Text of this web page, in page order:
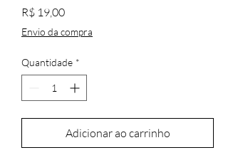
R$ 19,00Preço
Envio da compra
Quantidade *
Adicionar ao carrinho